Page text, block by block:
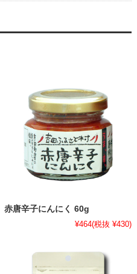
赤唐辛子にんにく 60g
¥464(税抜 ¥430)